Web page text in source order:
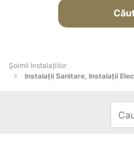
Şoimii Instalaţiilor
Instalații Sanitare, Instalații